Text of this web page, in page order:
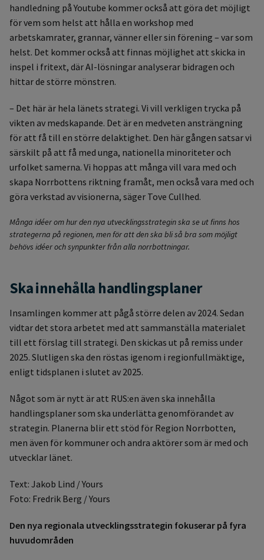
handledning på Youtube kommer också att göra det möjligt
för vem som helst att hålla en workshop med
arbetskamrater, grannar, vänner eller sin förening – var som
helst. Det kommer också att finnas möjlighet att skicka in
inspel i fritext, där AI-lösningar analyserar bidragen och
hittar de större mönstren.
– Det här är hela länets strategi. Vi vill verkligen trycka på
vikten av medskapande. Det är en medveten ansträngning
för att få till en större delaktighet. Den här gången satsar vi
särskilt på att få med unga, nationella minoriteter och
urfolket samerna. Vi hoppas att många vill vara med och
skapa Norrbottens riktning framåt, men också vara med och
göra verkstad av visionerna, säger Tove Cullhed.
Många idéer om hur den nya utvecklingsstrategin ska se ut finns hos
strategerna på regionen, men för att den ska bli så bra som möjligt
behövs idéer och synpunkter från alla norrbottningar.
Ska innehålla handlingsplaner
Insamlingen kommer att pågå större delen av 2024. Sedan
vidtar det stora arbetet med att sammanställa materialet
till ett förslag till strategi. Den skickas ut på remiss under
2025. Slutligen ska den röstas igenom i regionfullmäktige,
enligt tidsplanen i slutet av 2025.
Något som är nytt är att RUS:en även ska innehålla
handlingsplaner som ska underlätta genomförandet av
strategin. Planerna blir ett stöd för Region Norrbotten,
men även för kommuner och andra aktörer som är med och
utvecklar länet.
Text: Jakob Lind / Yours
Foto: Fredrik Berg / Yours
Den nya regionala utvecklingsstrategin fokuserar på fyra
huvudområden